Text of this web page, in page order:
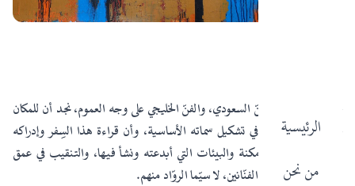
الرئيسية
من نحن
حينما نفتح سِفر الفنّ السعودي، والفنّ الخليجي على وجه العموم، نجد أن للمكان
حضور قوي وفاعل في تشكيل سماته الأساسية، وأن قراءة هذا السِفر وإدراكه
تستلزم الالتفات للأمكنة والبيئات التي أبدعته ونشأ فيها، والتنقيب في عمق
العلاقات بينها وبين الفنّانين، لا سيّما الروّاد منهم.